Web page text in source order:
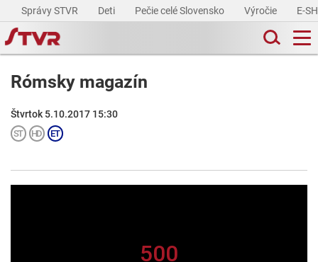
Správy STVR Deti Pečie celé Slovensko Výročie E-
Rómsky magazín
Štvrtok 5.10.2017 15:30